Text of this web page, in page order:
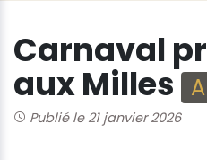
Carnaval
aux Milles
Publié le 21 janvier 2026